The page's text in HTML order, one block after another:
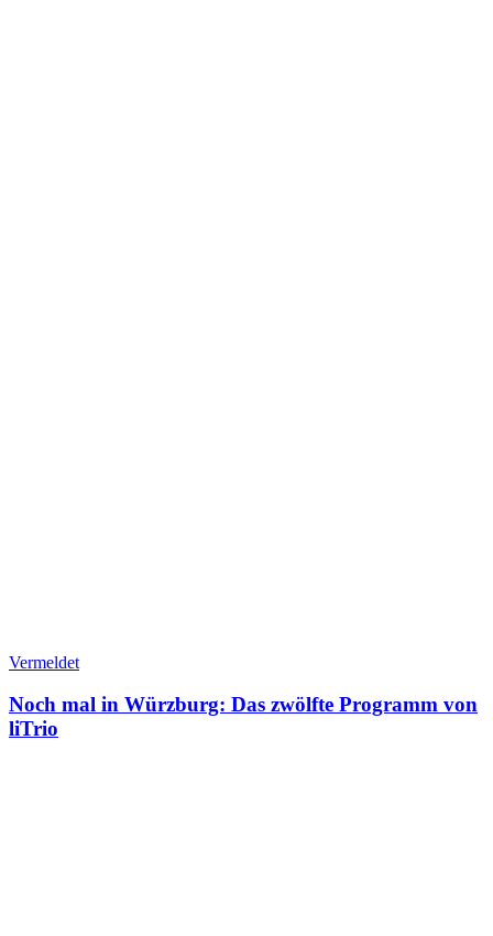
Vermeldet
Noch mal in Würzburg: Das zwölfte Programm von
liTrio